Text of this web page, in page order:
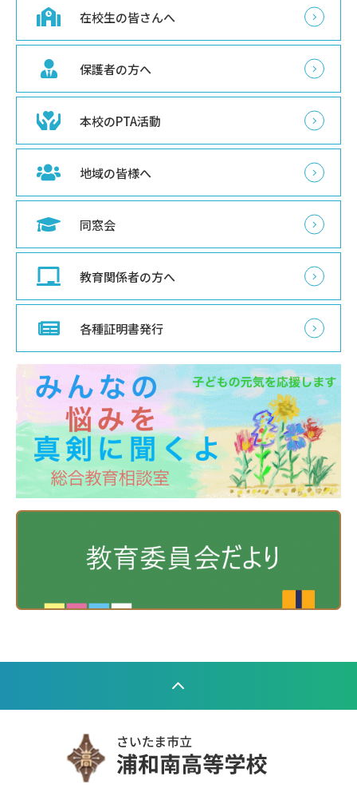
在校生の皆さんへ
保護者の方へ
本校のPTA活動
地域の皆様へ
同窓会
教育関係者の方へ
各種証明書発行